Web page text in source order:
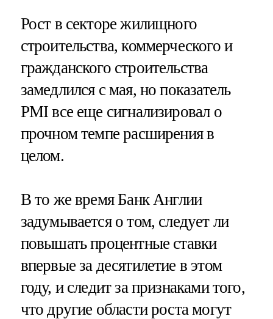
Рост в секторе жилищного
строительства, коммерческого и
гражданского строительства
замедлился с мая, но показатель
PMI все еще сигнализировал о
прочном темпе расширения в
целом.
В то же время Банк Англии
задумывается о том, следует ли
повышать процентные ставки
впервые за десятилетие в этом
году, и следит за признаками того,
что другие области роста могут